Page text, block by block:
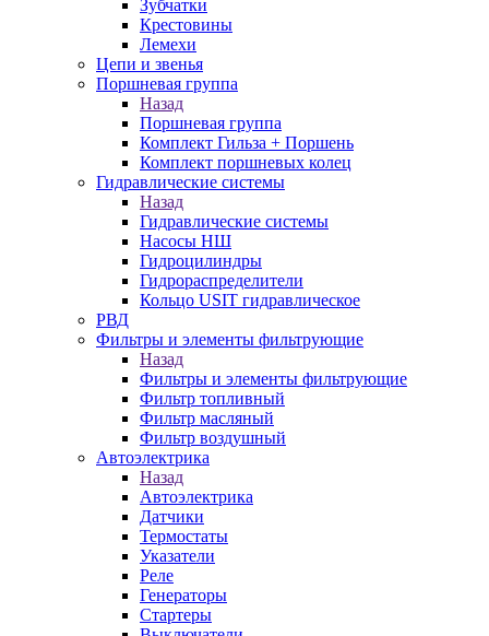
Зубчатки
Крестовины
Лемехи
Цепи и звенья
Поршневая группа
Назад
Поршневая группа
Комплект Гильза + Поршень
Комплект поршневых колец
Гидравлические системы
Назад
Гидравлические системы
Насосы НШ
Гидроцилиндры
Гидрораспределители
Кольцо USIT гидравлическое
РВД
Фильтры и элементы фильтрующие
Назад
Фильтры и элементы фильтрующие
Фильтр топливный
Фильтр масляный
Фильтр воздушный
Автоэлектрика
Назад
Автоэлектрика
Датчики
Термостаты
Указатели
Реле
Генераторы
Стартеры